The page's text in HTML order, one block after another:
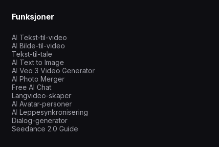
Funksjoner
AI Tekst-til-video
AI Bilde-til-video
Tekst-til-tale
AI Text to Image
AI Veo 3 Video Generator
AI Photo Merger
Free AI Chat
Langvideo-skaper
AI Avatar-personer
AI Leppesynkronisering
Dialog-generator
Seedance 2.0 Guide